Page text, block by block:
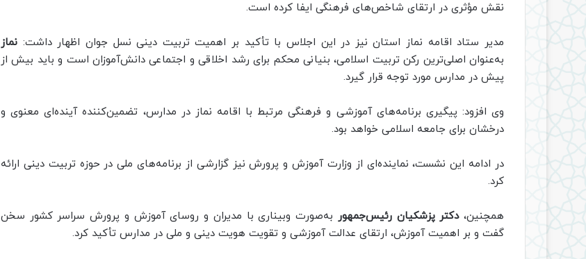
نقش مؤثری در ارتقای شاخص‌های فرهنگی ایفا کرده است.
مدیر ستاد اقامه نماز استان نیز در این اجلاس با تأکید بر اهمیت تربیت دینی نسل جوان اظهار داشت: نماز
به‌عنوان اصلی‌ترین رکن تربیت اسلامی، بنیانی محکم برای رشد اخلاقی و اجتماعی دانش‌آموزان است و باید بیش از
پیش در مدارس مورد توجه قرار گیرد.
وی افزود: پیگیری برنامه‌های آموزشی و فرهنگی مرتبط با اقامه نماز در مدارس، تضمین‌کننده آینده‌ای معنوی و
درخشان برای جامعه اسلامی خواهد بود.
در ادامه این نشست، نماینده‌ای از وزارت آموزش و پرورش نیز گزارشی از برنامه‌های ملی در حوزه تربیت دینی ارائه
کرد.
همچنین،دکتر پزشکیان رئیس‌جمهور به‌صورت وبیناری با مدیران و روسای آموزش و پرورش سراسر کشور سخن
گفت و بر اهمیت آموزش، ارتقای عدالت آموزشی و تقویت هویت دینی و ملی در مدارس تأکید کرد.